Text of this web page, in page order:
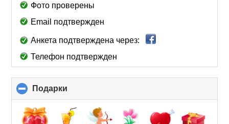
Фото проверены
Email подтвержден
Анкета подтверждена через:
Телефон подтвержден
Подарки
to
collapse
contents